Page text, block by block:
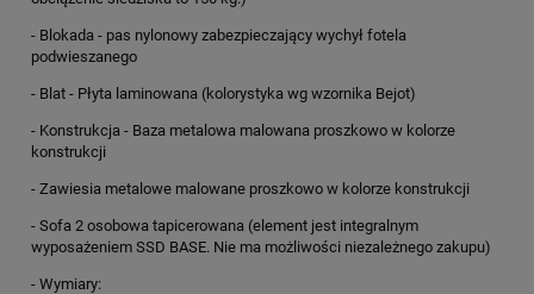
- Blokada - pas nylonowy zabezpieczający wychył fotela
podwieszanego
- Blat - Płyta laminowana (kolorystyka wg wzornika Bejot)
- Konstrukcja - Baza metalowa malowana proszkowo w kolorze
konstrukcji
- Zawiesia metalowe malowane proszkowo w kolorze konstrukcji
- Sofa 2 osobowa tapicerowana (element jest integralnym
wyposażeniem SSD BASE. Nie ma możliwości niezależnego zakupu)
- Wymiary: